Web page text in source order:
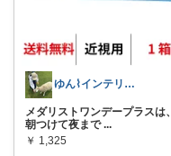
ゆん⌇インテリアと生活雑貨がメイン🧸
メダリストワンデープラスは、
朝つけて夜まで ...
￥ 1,325